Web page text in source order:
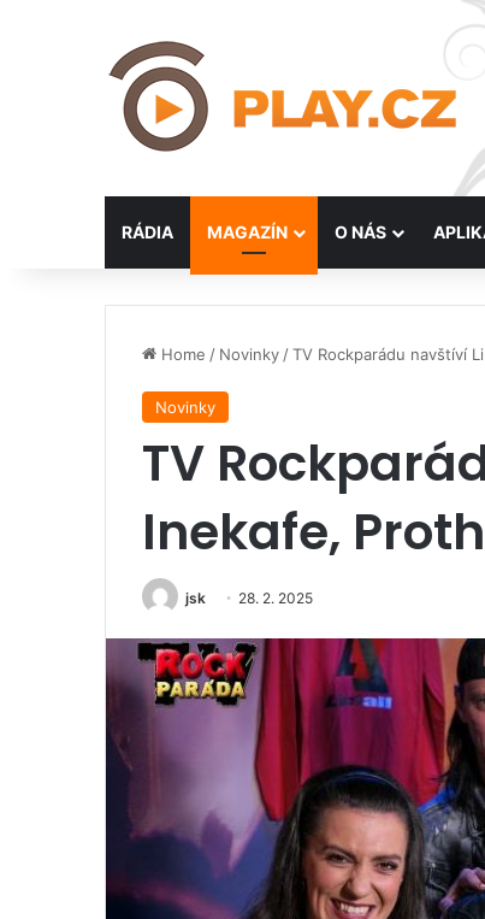
RÁDIA MAGAZÍN O NÁS
Home / Novinky /TV Rockparádu navštíví
Novinky
TV
Inekafe,
jsk 28. 2. 2025